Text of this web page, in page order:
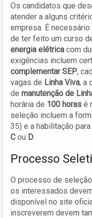
Os candidatos que
atender a alguns
empresa. É necessário
de ter feito um curso
energia elétrica com
exigências incluem
complementar SEP,
vagas de Linha Viva, a
de manutenção de
horária de 100 horas é
seleção incluem a
35) e a habilitação
C ou D.
Processo
O processo de
os interessados
disponível no site
inscreverem devem